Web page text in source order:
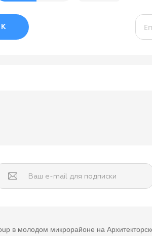
Ваш e-mail для подписки
в молодом микрорайоне на